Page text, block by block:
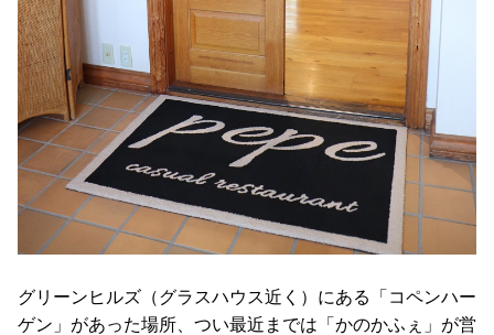
グリーンヒルズ（グラスハウス近く）にある「コペンハー
ゲン」があった場所、つい最近までは「かのかふぇ」が営